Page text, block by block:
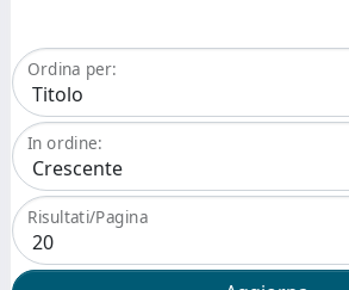
Ordina per:
In ordine:
Risultati/Pagina